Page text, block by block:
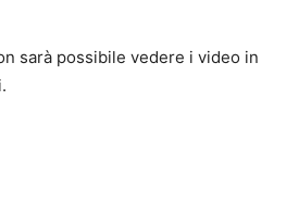
sarà possibile vedere i video in